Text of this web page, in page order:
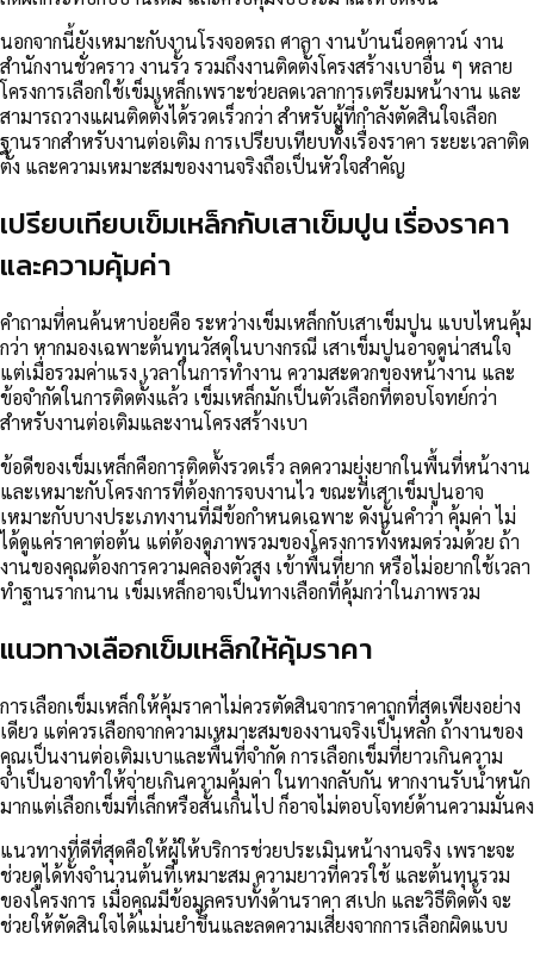
นอกจากนี้ยังเหมาะกับงานโรงจอดรถ ศาลา งานบ้านน็อคดาวน์ งาน
สำนักงานชั่วคราว งานรั้ว รวมถึงงานติดตั้งโครงสร้างเบาอื่น ๆ หลาย
โครงการเลือกใช้เข็มเหล็กเพราะช่วยลดเวลาการเตรียมหน้างาน และ
สามารถวางแผนติดตั้งได้รวดเร็วกว่า สำหรับผู้ที่กำลังตัดสินใจเลือก
ฐานรากสำหรับงานต่อเติม การเปรียบเทียบทั้งเรื่องราคา ระยะเวลาติด
ตั้ง และความเหมาะสมของงานจริงถือเป็นหัวใจสำคัญ
เปรียบเทียบเข็มเหล็กกับเสาเข็มปูน เรื่องราคา
และความคุ้มค่า
คำถามที่คนค้นหาบ่อยคือ ระหว่างเข็มเหล็กกับเสาเข็มปูน แบบไหนคุ้ม
กว่า หากมองเฉพาะต้นทุนวัสดุในบางกรณี เสาเข็มปูนอาจดูน่าสนใจ
แต่เมื่อรวมค่าแรง เวลาในการทำงาน ความสะดวกของหน้างาน และ
ข้อจำกัดในการติดตั้งแล้ว เข็มเหล็กมักเป็นตัวเลือกที่ตอบโจทย์กว่า
สำหรับงานต่อเติมและงานโครงสร้างเบา
ข้อดีของเข็มเหล็กคือการติดตั้งรวดเร็ว ลดความยุ่งยากในพื้นที่หน้างาน
และเหมาะกับโครงการที่ต้องการจบงานไว ขณะที่เสาเข็มปูนอาจ
เหมาะกับบางประเภทงานที่มีข้อกำหนดเฉพาะ ดังนั้นคำว่า คุ้มค่า ไม่
ได้ดูแค่ราคาต่อต้น แต่ต้องดูภาพรวมของโครงการทั้งหมดร่วมด้วย ถ้า
งานของคุณต้องการความคล่องตัวสูง เข้าพื้นที่ยาก หรือไม่อยากใช้เวลา
ทำฐานรากนาน เข็มเหล็กอาจเป็นทางเลือกที่คุ้มกว่าในภาพรวม
แนวทางเลือกเข็มเหล็กให้คุ้มราคา
การเลือกเข็มเหล็กให้คุ้มราคาไม่ควรตัดสินจากราคาถูกที่สุดเพียงอย่าง
เดียว แต่ควรเลือกจากความเหมาะสมของงานจริงเป็นหลัก ถ้างานของ
คุณเป็นงานต่อเติมเบาและพื้นที่จำกัด การเลือกเข็มที่ยาวเกินความ
จำเป็นอาจทำให้จ่ายเกินความคุ้มค่า ในทางกลับกัน หากงานรับน้ำหนัก
มากแต่เลือกเข็มที่เล็กหรือสั้นเกินไป ก็อาจไม่ตอบโจทย์ด้านความมั่นคง
แนวทางที่ดีที่สุดคือให้ผู้ให้บริการช่วยประเมินหน้างานจริง เพราะจะ
ช่วยดูได้ทั้งจำนวนต้นที่เหมาะสม ความยาวที่ควรใช้ และต้นทุนรวม
ของโครงการ เมื่อคุณมีข้อมูลครบทั้งด้านราคา สเปก และวิธีติดตั้ง จะ
ช่วยให้ตัดสินใจได้แม่นยำขึ้นและลดความเสี่ยงจากการเลือกผิดแบบ